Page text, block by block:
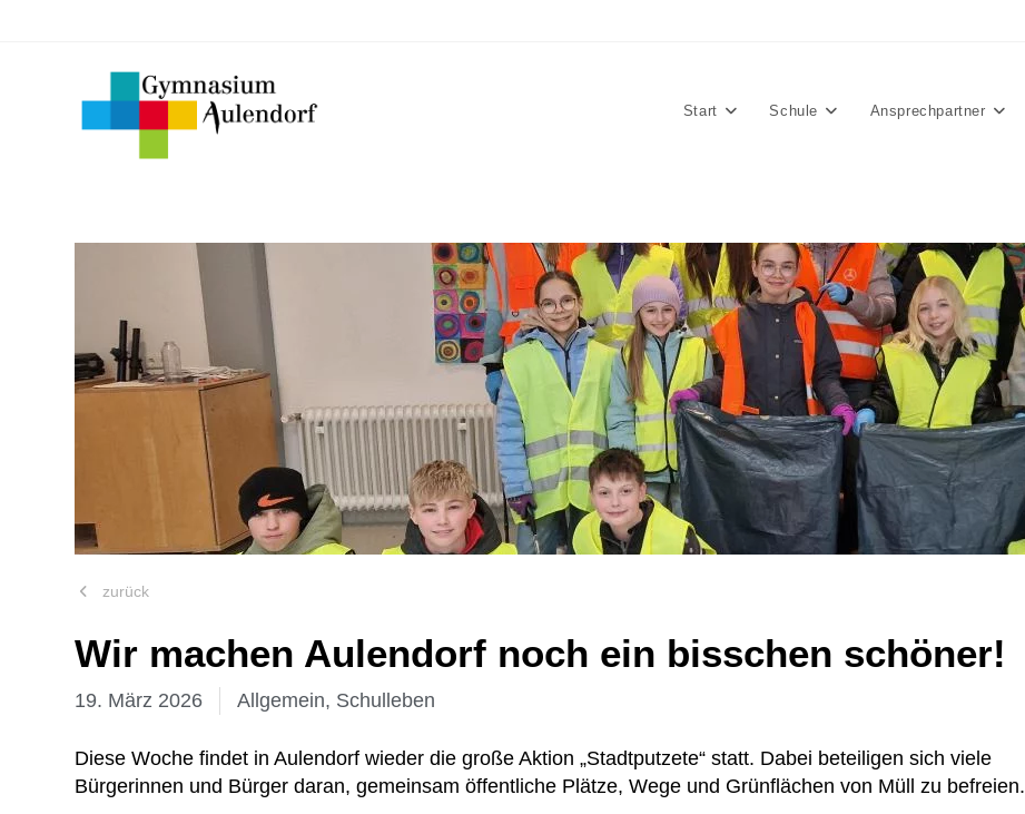
Start Schule Ansprechpartner
zurück
Wir machen Aulendorf noch ein bisschen schöner!
19. März 2026 Allgemein, Schulleben
Diese Woche findet in Aulendorf wieder die große Aktion „Stadtputzete“ statt. Dabei beteiligen sich viele
Bürgerinnen und Bürger daran, gemeinsam öffentliche Plätze, Wege und Grünflächen von Müll zu befreien.